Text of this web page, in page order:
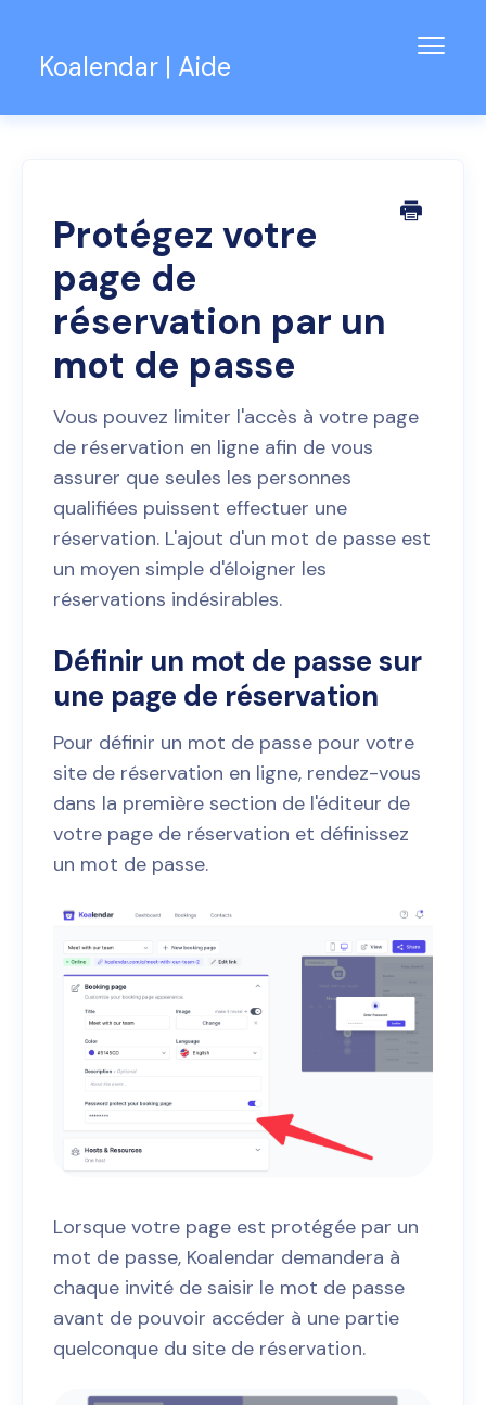
Koalendar | Aide
Contact
Protégez votre
page de
réservation par un
mot de passe
Vous pouvez limiter l'accès à votre page
de réservation en ligne afin de vous
assurer que seules les personnes
qualifiées puissent effectuer une
réservation. L'ajout d'un mot de passe est
un moyen simple d'éloigner les
réservations indésirables.
Définir un mot de passe sur
une page de réservation
Pour définir un mot de passe pour votre
site de réservation en ligne, rendez-vous
dans la première section de l'éditeur de
votre page de réservation et définissez
un mot de passe.
Lorsque votre page est protégée par un
mot de passe, Koalendar demandera à
chaque invité de saisir le mot de passe
avant de pouvoir accéder à une partie
quelconque du site de réservation.